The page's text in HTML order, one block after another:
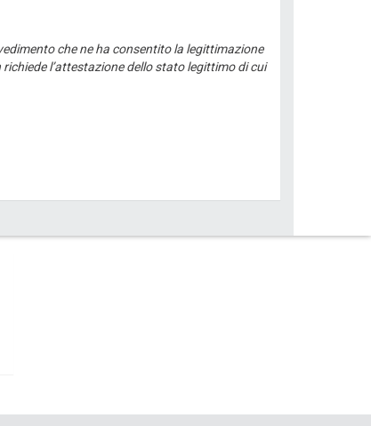
che ne ha consentito la legittimazione
l’attestazione dello stato legittimo di cui